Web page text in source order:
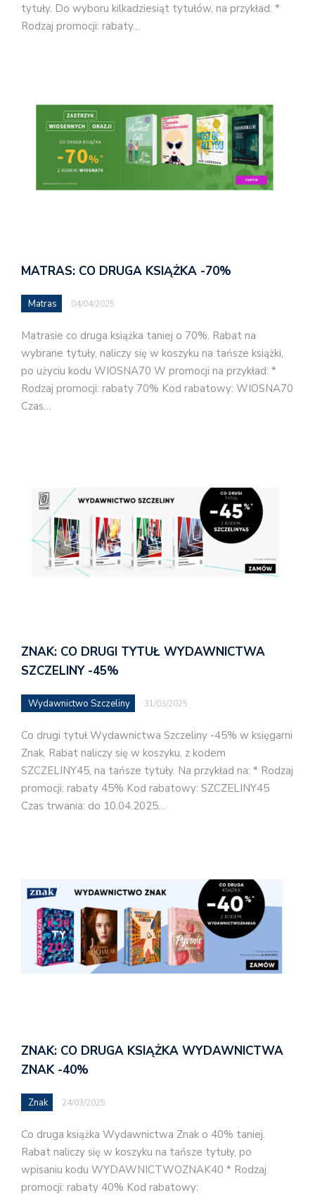
tytuły. Do wyboru kilkadziesiąt tytułów, na przykład: *
Rodzaj promocji: rabaty…
MATRAS: CO DRUGA KSIĄŻKA -70%
Matras 04/04/2025
Matrasie co druga książka taniej o 70%. Rabat na
wybrane tytuły, naliczy się w koszyku na tańsze książki,
po użyciu kodu WIOSNA70 W promocji na przykład: *
Rodzaj promocji: rabaty 70% Kod rabatowy: WIOSNA70
Czas…
ZNAK: CO DRUGI TYTUŁ WYDAWNICTWA
SZCZELINY -45%
Wydawnictwo Szczeliny 31/03/2025
Co drugi tytuł Wydawnictwa Szczeliny -45% w księgarni
Znak. Rabat naliczy się w koszyku, z kodem
SZCZELINY45, na tańsze tytuły. Na przykład na: * Rodzaj
promocji: rabaty 45% Kod rabatowy: SZCZELINY45
Czas trwania: do 10.04.2025…
ZNAK: CO DRUGA KSIĄŻKA WYDAWNICTWA
ZNAK -40%
Znak 24/03/2025
Co druga książka Wydawnictwa Znak o 40% taniej.
Rabat naliczy się w koszyku na tańsze tytuły, po
wpisaniu kodu WYDAWNICTWOZNAK40 * Rodzaj
promocji: rabaty 40% Kod rabatowy: